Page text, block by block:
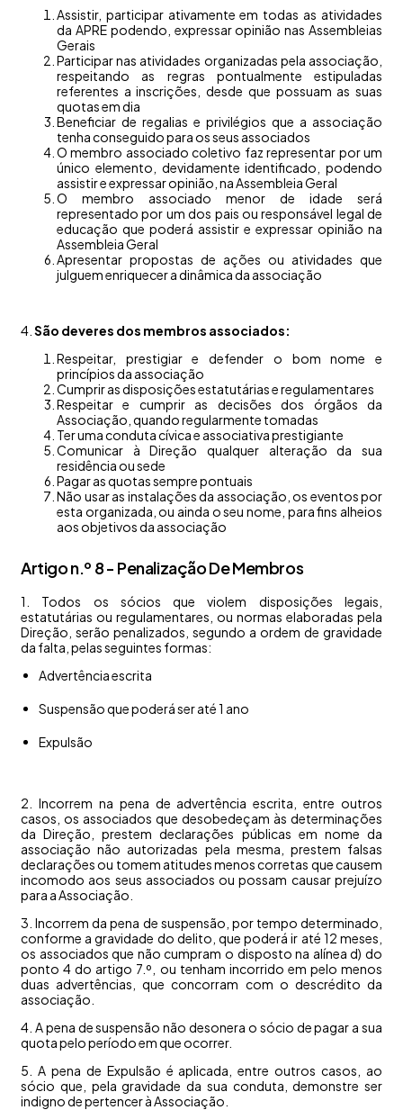
Assistir, participar ativamente em todas as atividades
da APRE podendo, expressar opinião nas Assembleias
Gerais
Participar nas atividades organizadas pela associação,
respeitando as regras pontualmente estipuladas
referentes a inscrições, desde que possuam as suas
quotas em dia
Beneficiar de regalias e privilégios que a associação
tenha conseguido para os seus associados
O membro associado coletivo faz representar por um
único elemento, devidamente identificado, podendo
assistir e expressar opinião, na Assembleia Geral
O membro associado menor de idade será
representado por um dos pais ou responsável legal de
educação que poderá assistir e expressar opinião na
Assembleia Geral
Apresentar propostas de ações ou atividades que
julguem enriquecer a dinâmica da associação
4. São deveres dos membros associados:
Respeitar, prestigiar e defender o bom nome e
princípios da associação
Cumprir as disposições estatutárias e regulamentares
Respeitar e cumprir as decisões dos órgãos da
Associação, quando regularmente tomadas
Ter uma conduta cívica e associativa prestigiante
Comunicar à Direção qualquer alteração da sua
residência ou sede
Pagar as quotas sempre pontuais
Não usar as instalações da associação, os eventos por
esta organizada, ou ainda o seu nome, para fins alheios
aos objetivos da associação
Artigo n.º 8 - Penalização De Membros
1. Todos os sócios que violem disposições legais,
estatutárias ou regulamentares, ou normas elaboradas pela
Direção, serão penalizados, segundo a ordem de gravidade
da falta, pelas seguintes formas:
Advertência escrita
Suspensão que poderá ser até 1 ano
Expulsão
2. Incorrem na pena de advertência escrita, entre outros
casos, os associados que desobedeçam às determinações
da Direção, prestem declarações públicas em nome da
associação não autorizadas pela mesma, prestem falsas
declarações ou tomem atitudes menos corretas que causem
incomodo aos seus associados ou possam causar prejuízo
para a Associação.
3. Incorrem da pena de suspensão, por tempo determinado,
conforme a gravidade do delito, que poderá ir até 12 meses,
os associados que não cumpram o disposto na alínea d) do
ponto 4 do artigo 7.º, ou tenham incorrido em pelo menos
duas advertências, que concorram com o descrédito da
associação.
4. A pena de suspensão não desonera o sócio de pagar a sua
quota pelo período em que ocorrer.
5. A pena de Expulsão é aplicada, entre outros casos, ao
sócio que, pela gravidade da sua conduta, demonstre ser
indigno de pertencer à Associação.